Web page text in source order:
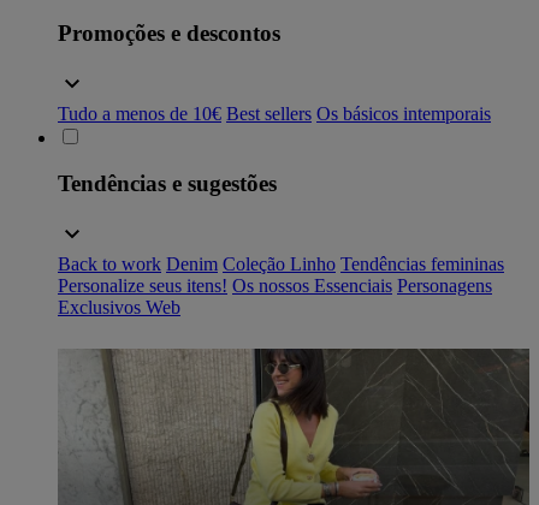
Promoções e descontos
Tudo a menos de 10€ Best sellers Os básicos intemporais
Tendências e sugestões
Back to work Denim Coleção Linho Tendências femininas
Personalize seus itens! Os nossos Essenciais Personagens
Exclusivos Web